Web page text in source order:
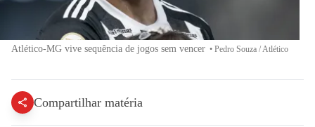
Atlético-MG vive sequência de jogos sem vencer • Pedro Souza / Atlético
Compartilhar matéria